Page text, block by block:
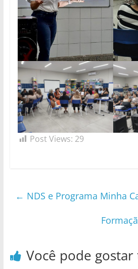
Post Views: 29
← NDS e Programa Minha
Você pode